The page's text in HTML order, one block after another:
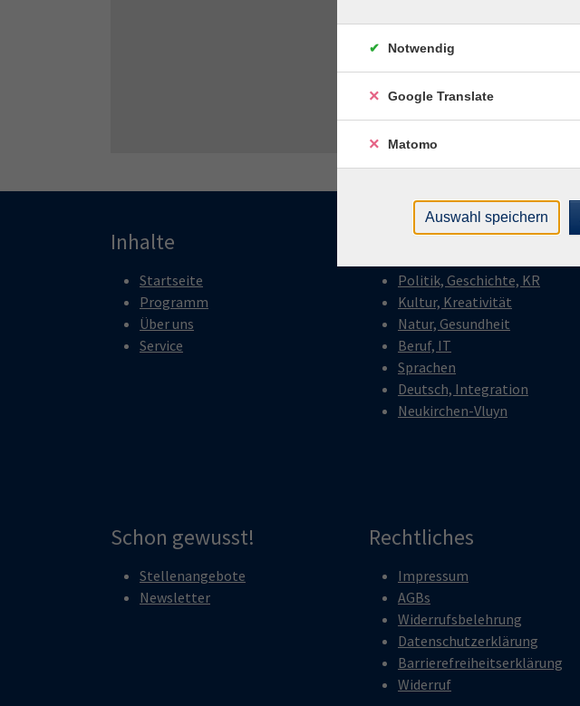
Inhalte
Startseite
Programm
Über uns
Service
Programm
Politik, Geschichte, KR
Kultur, Kreativität
Natur, Gesundheit
Beruf, IT
Sprachen
Deutsch, Integration
Neukirchen-Vluyn
Schon gewusst!
Stellenangebote
Newsletter
Rechtliches
Impressum
AGBs
Widerrufsbelehrung
Datenschutzerklärung
Barrierefreiheitserklärung
Widerruf
Notwendig
Google Translate
Matomo
Auswahl speichern